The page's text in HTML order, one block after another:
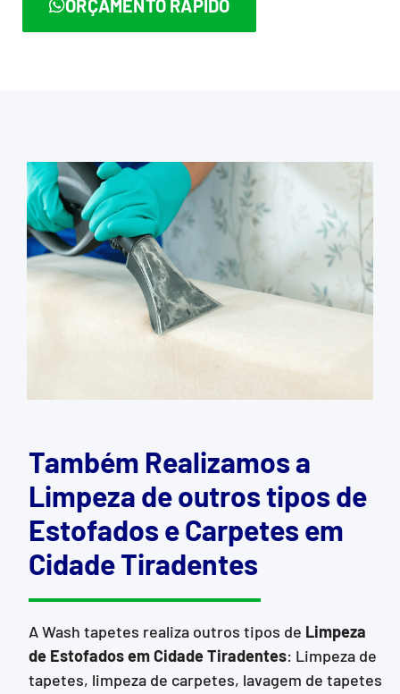
ORÇAMENTO RÁPIDO
Também Realizamos a
Limpeza de outros tipos de
Estofados e Carpetes em
Cidade Tiradentes
A Wash tapetes realiza outros tipos de Limpeza
de Estofadosem Cidade Tiradentes: Limpeza de
tapetes, limpeza de carpetes, lavagem de tapetes